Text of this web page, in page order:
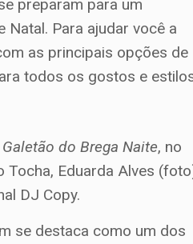
preparam para um
Para ajudar você a
as principais opções de
todos os gostos e
Galetão do Brega Naite, no
Tocha, Eduarda Alves
DJ Copy.
se destaca como um dos